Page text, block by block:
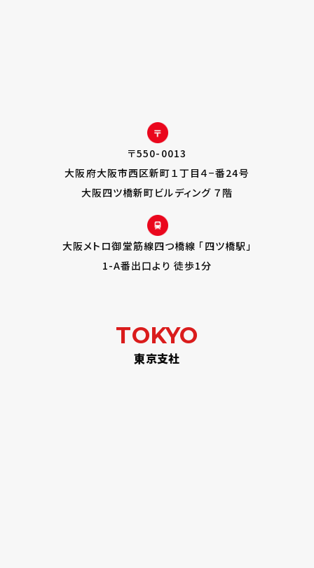
〒550-0013
大阪府大阪市西区新町１丁目４−番24号
大阪四ツ橋新町ビルディング ７階
大阪メトロ御堂筋線四つ橋線 「四ツ橋駅」
1-A番出口より 徒歩1分
TOKYO
東京支社